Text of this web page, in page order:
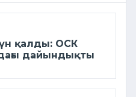
қалды: ОСК
дайындықты